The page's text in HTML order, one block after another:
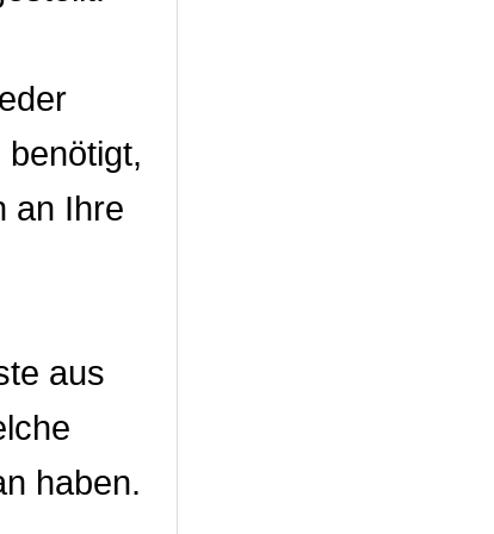
an Ihre
aus
haben.